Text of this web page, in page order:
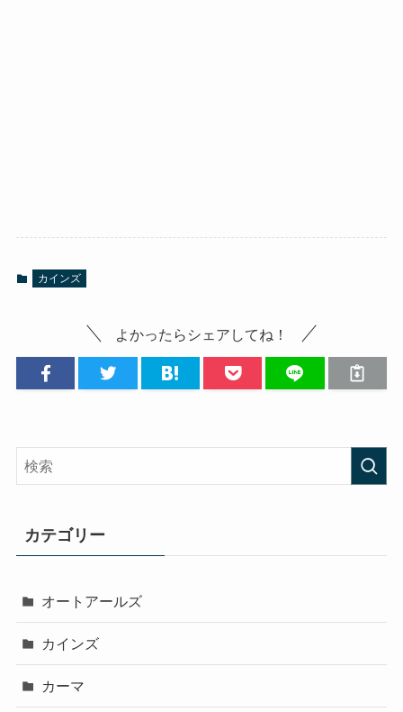
カインズ
よかったらシェアしてね！
カテゴリー
オートアールズ
カインズ
カーマ